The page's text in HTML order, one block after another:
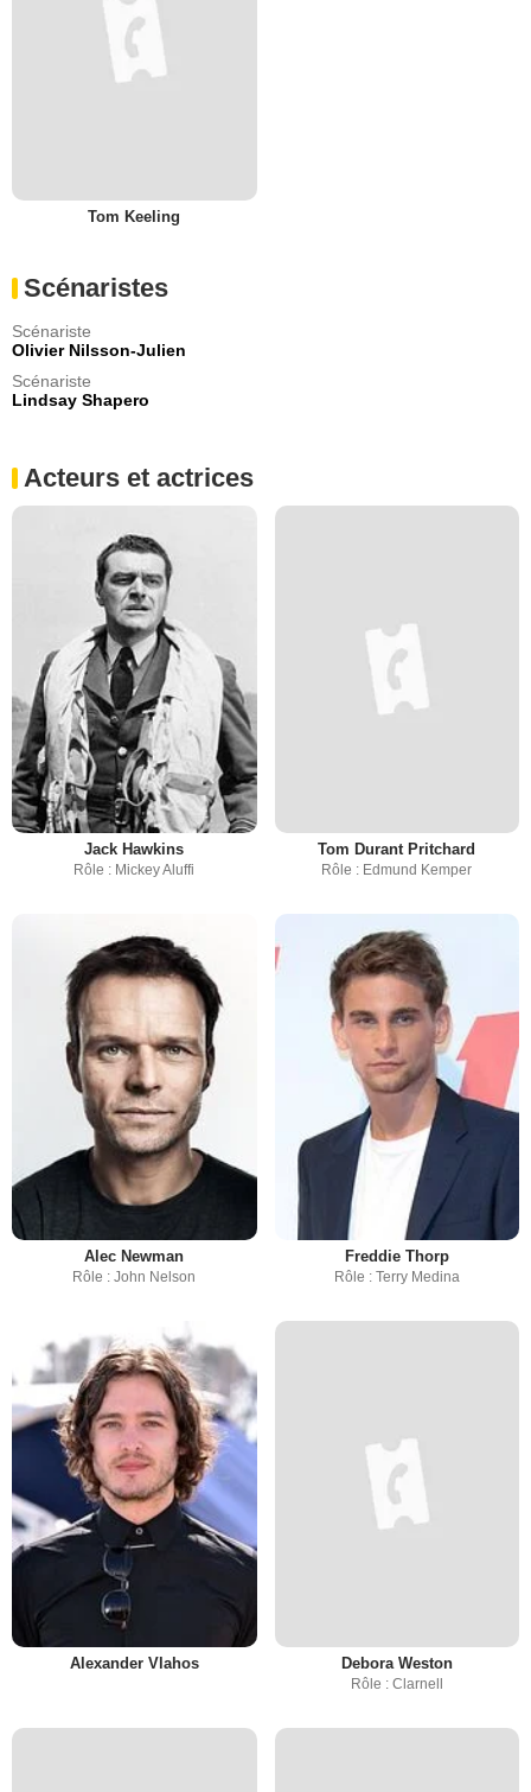
Tom Keeling
Scénaristes
Scénariste
Olivier Nilsson-Julien
Scénariste
Lindsay Shapero
Acteurs et actrices
Jack Hawkins
Rôle : Mickey Aluffi
Tom Durant Pritchard
Rôle : Edmund Kemper
Alec Newman
Rôle : John Nelson
Freddie Thorp
Rôle : Terry Medina
Alexander Vlahos Debora Weston
Rôle : Clarnell